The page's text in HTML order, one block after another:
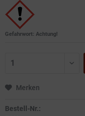
Gefahrwort: Achtung!
Merken
Bestell-Nr.: